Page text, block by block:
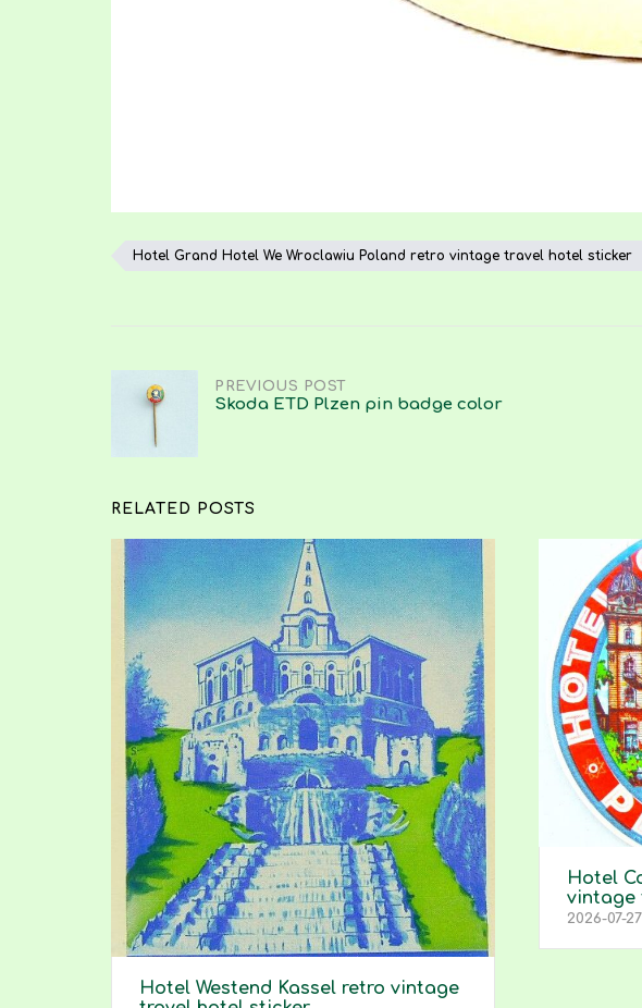
Hotel Grand Hotel We Wroclawiu Poland retro vintage travel hotel sticker
Post
navigation
PREVIOUS POST
Skoda ETD Plzen pin badge color
RELATED POSTS
Hotel Westend Kassel retro vintage
Hotel
vintage
2026-07-27